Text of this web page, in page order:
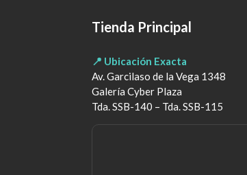
Tienda Principal
📍 Ubicación Exacta
Av. Garcilaso de la Vega 1348
Galería Cyber Plaza
Tda. SSB-140 – Tda. SSB-115